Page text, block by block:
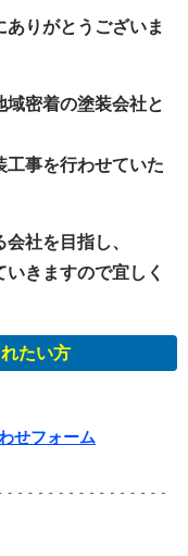
りがとうございま
域密着の塗装会社と
工事を行わせていた
社を目指し、
きますので宜しく
たい方
せフォーム